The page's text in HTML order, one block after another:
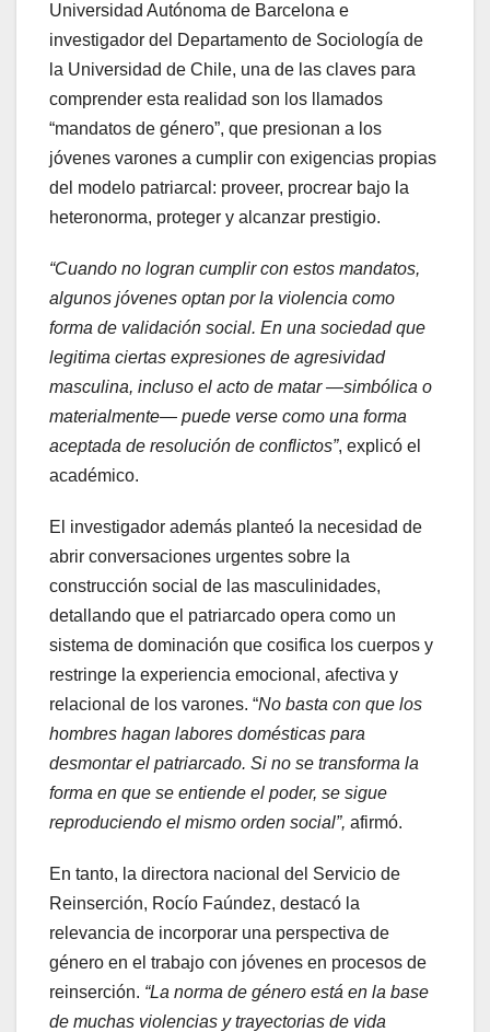
Universidad Autónoma de Barcelona e
investigador del Departamento de Sociología de
la Universidad de Chile, una de las claves para
comprender esta realidad son los llamados
“mandatos de género”, que presionan a los
jóvenes varones a cumplir con exigencias propias
del modelo patriarcal: proveer, procrear bajo la
heteronorma, proteger y alcanzar prestigio.
“Cuando no logran cumplir con estos mandatos,
algunos jóvenes optan por la violencia como
forma de validación social. En una sociedad que
legitima ciertas expresiones de agresividad
masculina, incluso el acto de matar —simbólica o
materialmente— puede verse como una forma
aceptada de resolución de conflictos”, explicó el
académico.
El investigador además planteó la necesidad de
abrir conversaciones urgentes sobre la
construcción social de las masculinidades,
detallando que el patriarcado opera como un
sistema de dominación que cosifica los cuerpos y
restringe la experiencia emocional, afectiva y
relacional de los varones. “No basta con que los
hombres hagan labores domésticas para
desmontar el patriarcado. Si no se transforma la
forma en que se entiende el poder, se sigue
reproduciendo el mismo orden social”, afirmó.
En tanto, la directora nacional del Servicio de
Reinserción, Rocío Faúndez, destacó la
relevancia de incorporar una perspectiva de
género en el trabajo con jóvenes en procesos de
reinserción. “La norma de género está en la base
de muchas violencias y trayectorias de vida